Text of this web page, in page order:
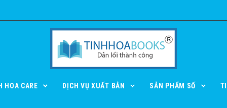
HOA CARE DỊCH VỤ XUẤT BẢN SẢN PHẨM SỐ